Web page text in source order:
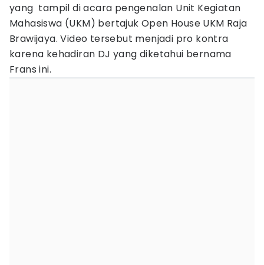
yang tampil di acara pengenalan Unit Kegiatan
Mahasiswa (UKM) bertajuk Open House UKM Raja
Brawijaya. Video tersebut menjadi pro kontra
karena kehadiran DJ yang diketahui bernama
Frans ini.